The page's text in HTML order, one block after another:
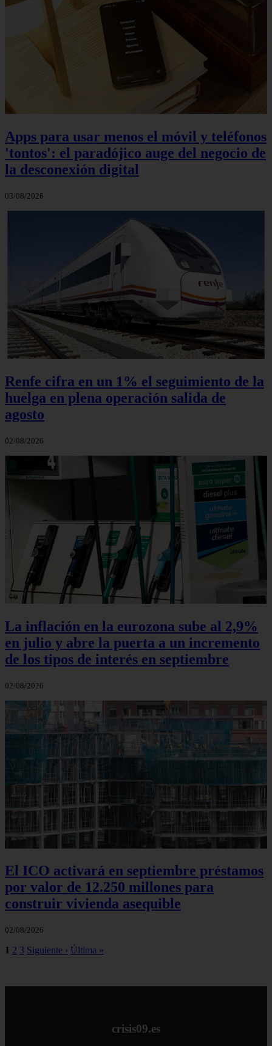
Apps para usar menos el móvil y teléfonos
'tontos': el paradójico auge del negocio de
la desconexión digital
03/08/2026
Renfe cifra en un 1% el seguimiento de la
huelga en plena operación salida de
agosto
02/08/2026
La inflación en la eurozona sube al 2,9%
en julio y abre la puerta a un incremento
de los tipos de interés en septiembre
02/08/2026
El ICO activará en septiembre préstamos
por valor de 12.250 millones para
construir vivienda asequible
02/08/2026
1 2 3 Siguiente › Última »
crisis09.es